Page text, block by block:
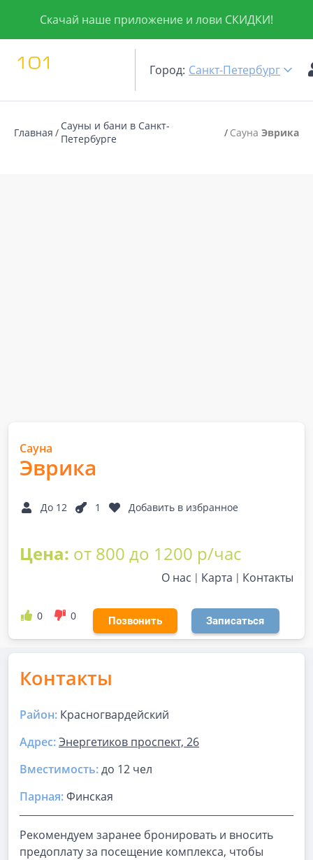
Скачай наше приложение и лови СКИДКИ!
Город: Санкт-Петербург
Главная
Сауны и бани в Санкт-
Петербурге
Сауна Эврика
Сауна
Эврика
До 12 1 Добавить в избранное
Цена: от 800 до 1200 р/час
О нас Карта Контакты
0 0 Позвонить Записаться
Контакты
Район: Красногвардейский
Адрес:Энергетиков проспект, 26
Вместимость:до 12 чел
Парная:Финская
Рекомендуем заранее бронировать и вносить
предоплату за посещение комплекса, чтобы